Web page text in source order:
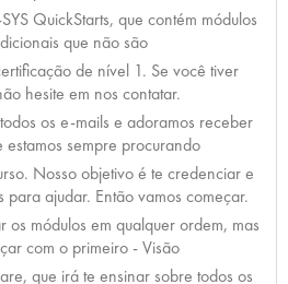
QuickStarts, que contém módulos
que não são
de nível 1. Se você tiver
hesite em nos contatar.
os e-mails e adoramos receber
sempre procurando
Nosso objetivo é te credenciar e
para ajudar. Então vamos começar.
os módulos em qualquer ordem, mas
com o primeiro - Visão
que irá te ensinar sobre todos os